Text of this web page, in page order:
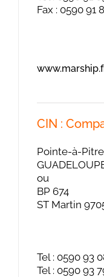
Fax : 0590 91
CIN :
Pointe-à-
ou
BP 674
ST Martin
Tel : 0590 93
Tel : 0590 93